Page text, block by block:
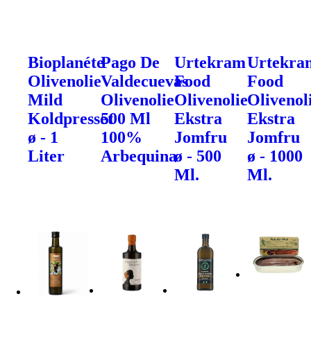
Bioplanéte
Olivenolie
Mild
Koldpresset
ø - 1
Liter
Pago De
Valdecuevas
Olivenolie
500 Ml
100%
Arbequina
Urtekram
Food
Olivenolie
Ekstra
Jomfru
ø - 500
Ml.
Food
Ekstra
Jomfru
ø - 1000
Ml.